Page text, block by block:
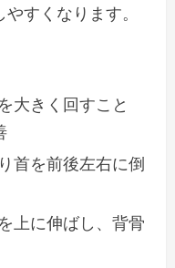
すくなります。
大きく回すこと
首を前後左右に倒
上に伸ばし、背骨